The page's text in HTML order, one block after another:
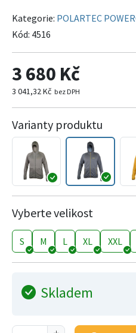
Kategorie: POLARTEC
Kód: 4516
3 680 Kč
3 041,32 Kč bez DPH
Varianty produktu
Vyberte velikost
S M L XL XXL
Skladem